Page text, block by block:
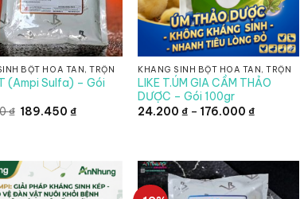
BỘT HÒA TAN, TRỘN
(Ampi Sulfa) – Gói
₫ Giá
189.450 ₫Giá
KHÁNG SINH BỘT HÒA TAN, TRỘN
LIKE T.ÚM GIA CẦM THẢO
DƯỢC – Gói 100gr
24.200₫ – 176.000₫Khoảng
176.000 ₫